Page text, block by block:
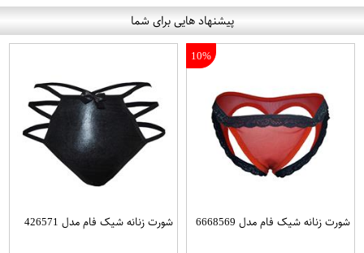
پیشنهاد هایی برای شما
10%
شورت زنانه شیک فام مدل 6668569 شورت زنانه شیک فام مدل 426571